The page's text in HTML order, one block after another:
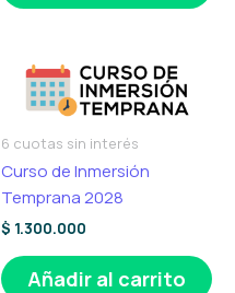
6 cuotas sin interés
Curso de Inmersión
Temprana 2028
$ 1.300.000
Añadir al carrito